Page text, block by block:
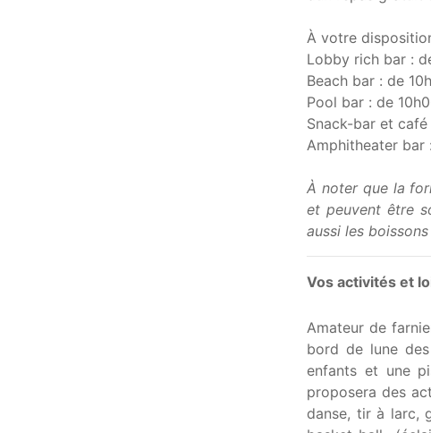
À votre
Lobby rich bar :
Beach bar : de
Pool bar : de
Snack-bar et
Amphitheater bar
À noter que la
et peuvent être
aussi les
Vos activités et
Amateur de
bord de lune
enfants et une
proposera des
danse, tir à larc,